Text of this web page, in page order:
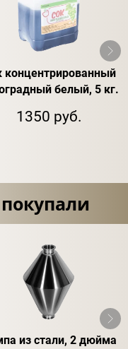
концентрированный
белый, 5 кг.
1350 руб.
из стали, 2 дюйма